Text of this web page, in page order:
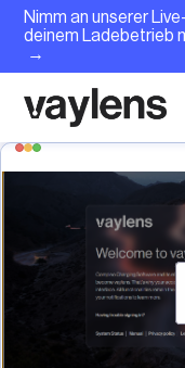
Nimm an unserer
deinem Ladebetrieb
→